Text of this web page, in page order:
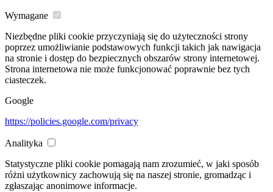
Wymagane
Niezbędne pliki cookie przyczyniają się do użyteczności strony
poprzez umożliwianie podstawowych funkcji takich jak nawigacja
na stronie i dostęp do bezpiecznych obszarów strony internetowej.
Strona internetowa nie może funkcjonować poprawnie bez tych
ciasteczek.
Google
https://policies.google.com/privacy
Analityka
Statystyczne pliki cookie pomagają nam zrozumieć, w jaki sposób
różni użytkownicy zachowują się na naszej stronie, gromadząc i
zgłaszając anonimowe informacje.